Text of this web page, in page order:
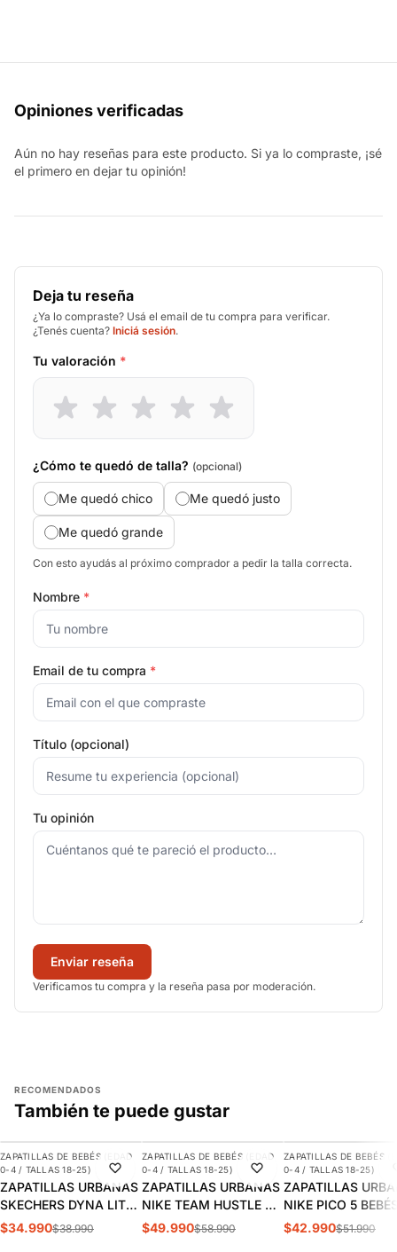
Opiniones verificadas
Aún no hay reseñas para este producto. Si ya lo compraste, ¡sé
el primero en dejar tu opinión!
Deja tu reseña
¿Ya lo compraste? Usá el email de tu compra para verificar.
¿Tenés cuenta? Iniciá sesión.
Tu valoración *
¿Cómo te quedó de talla? (opcional)
Me quedó chico Me quedó justo
Me quedó grande
Con esto ayudás al próximo comprador a pedir la talla correcta.
Nombre *
Email de tu compra *
Título (opcional)
Tu opinión
Enviar reseña
Verificamos tu compra y la reseña pasa por moderación.
RECOMENDADOS
También te puede gustar
-10%
AGREGAR
ZAPATILLAS DE BEBÉS (EDAD
0-4 / TALLAS 18-25)
ZAPATILLAS URBANAS
SKECHERS DYNA LITE
BEBÉS | 403904N-
$34.990$38.990
-15%
AGREGAR
ZAPATILLAS DE BEBÉS (EDAD
0-4 / TALLAS 18-25)
ZAPATILLAS URBANAS
NIKE TEAM HUSTLE D
10 LIL BEBÉS |
$49.990$58.990
-17%
ZAPATILLAS DE BEBÉS
0-4 / TALLAS 18-25)
ZAPATILLAS
NIKE PICO 5
AR4162-100
$42.990$51.990